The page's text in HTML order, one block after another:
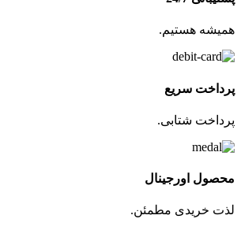
همیشه هستیم.
پرداخت سریع
پرداخت شتابی.
محصول اورجینال
لذت خریدی مطمئن.